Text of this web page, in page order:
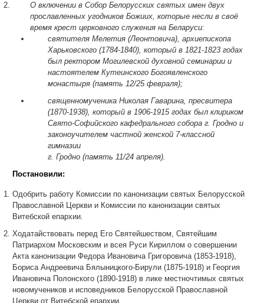
О включении в Собор Белорусских святых имен двух
прославленных угодников Божиих, которые несли в своё
время крест церковного служения на Беларуси:
святителя Мелетия (Леонтовича), архиепископа
Харьковского (1784-1840), который в 1821-1823 годах
был ректором Могилевской духовной семинарии и
настоятелем Кутеинского Богоявленского
монастыря (память 12/25 февраля);
священномученика Николая Гаварина, пресвитера
(1870-1938), который в 1906-1915 годах был клириком
Свято-Софийского кафедрального собора г. Гродно и
законоучителем частной женской 7-классной
гимназии
г. Гродно (память 11/24 апреля).
Постановили:
Одобрить работу Комиссии по канонизации святых Белорусской
Православной Церкви и Комиссии по канонизации святых
Витебской епархии.
Ходатайствовать перед Его Святейшеством, Святейшим
Патриархом Московским и всея Руси Кириллом о совершении
Акта канонизации Федора Ивановича Григоровича (1853-1918),
Бориса Андреевича Бялыницкого-Бирули (1875-1918) и Георгия
Ивановича Полонского (1890-1918) в лике местночтимых святых
новомучеников и исповедников Белорусской Православной
Церкви от Витебской епархии.